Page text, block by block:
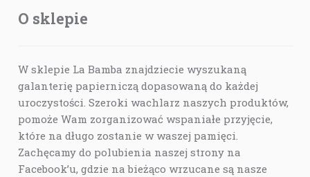
O sklepie
W sklepie La Bamba znajdziecie wyszukaną
galanterię papierniczą dopasowaną do każdej
uroczystości. Szeroki wachlarz naszych produktów,
pomoże Wam zorganizować wspaniałe przyjęcie,
które na długo zostanie w waszej pamięci.
Zachęcamy do polubienia naszej strony na
Facebook’u, gdzie na bieżąco wrzucane są nasze